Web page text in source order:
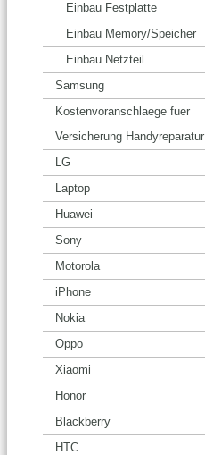
Einbau Festplatte
Einbau Memory/Speicher
Einbau Netzteil
Samsung
Kostenvoranschlaege fuer
Versicherung Handyreparatur
LG
Laptop
Huawei
Sony
Motorola
iPhone
Nokia
Oppo
Xiaomi
Honor
Blackberry
HTC